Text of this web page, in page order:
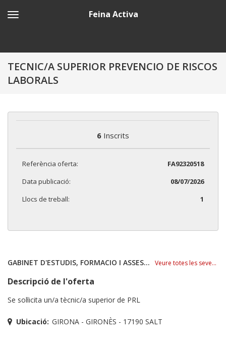
Feina Activa
TECNIC/A SUPERIOR PREVENCIO DE RISCOS
LABORALS
6 Inscrits
Referència oferta:
FA92320518
Data publicació:
08/07/2026
Llocs de treball:
1
GABINET D'ESTUDIS, FORMACIO I ASSESSORAMENT,SL Veure totes les seves ofertes
Descripció de l'oferta
Se sol·licita un/a tècnic/a superior de PRL
Ubicació: GIRONA - GIRONÈS - 17190 SALT